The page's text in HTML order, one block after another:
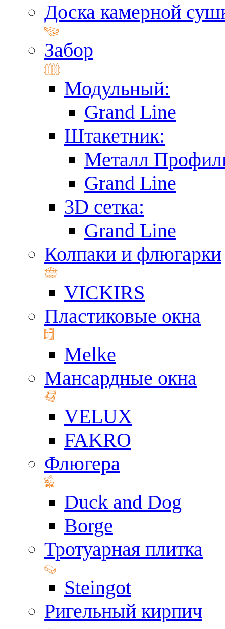
Доска камерной
Забор
Модульный:
Grand Line
Штакетник:
Металл
Grand Line
3D сетка:
Grand Line
Колпаки и флюгарки
VICKIRS
Пластиковые окна
Melke
Мансардные окна
VELUX
FAKRO
Флюгера
Duck and Dog
Borge
Тротуарная плитка
Steingot
Ригельный кирпич